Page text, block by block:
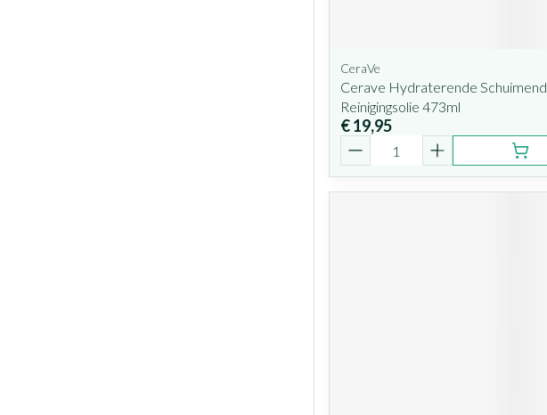
CeraVe
Cerave Hydraterende Schuimend
Reinigingsolie 473ml
€ 19,95